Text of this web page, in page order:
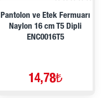
Pantolon ve Etek Fermuarı
Naylon 16 cm T5 Dipli
ENC0016T5
14,78₺